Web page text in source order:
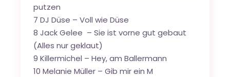
putzen
7 DJ Düse – Voll wie Düse
8 Jack Gelee – Sie ist vorne gut gebaut
(Alles nur geklaut)
9 Killermichel – Hey, am Ballermann
10 Melanie Müller – Gib mir ein M